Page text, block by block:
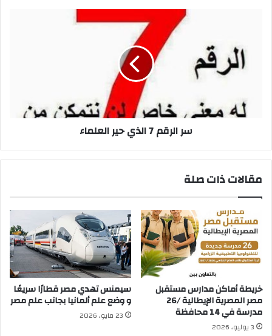
سر الرقم 7 الذي حير العلماء
مقالات ذات صلة
خريطة أماكن مدارس مستقبل
مصر المصرية الإيطالية /26
مدرسة في 14 محافظة
3 يوليو، 2026
سيمنس تهدي مصر قطارًا سريعًا
و وضع علم ألمانيا بجانب علم مصر
23 مايو، 2026